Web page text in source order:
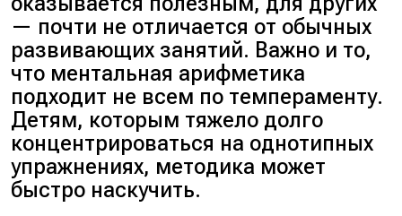
— почти не отличается от обычных
развивающих занятий. Важно и то,
что ментальная арифметика
подходит не всем по темпераменту.
Детям, которым тяжело долго
концентрироваться на однотипных
упражнениях, методика может
быстро наскучить.